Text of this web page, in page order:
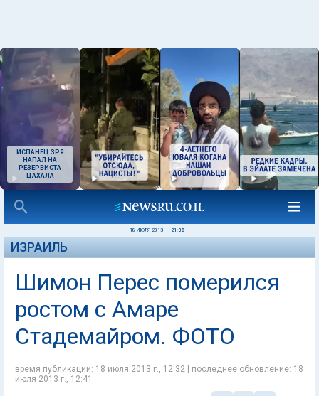
ИСПАНЕЦ ЗРЯ
НАПАЛ НА
РЕЗЕРВИСТА
ЦАХАЛА
18 ИЮЛЯ 2013 21:38
ИЗРАИЛЬ
Шимон Перес померился
ростом с Амаре
Стадемайром. ФОТО
время публикации: 18 июля 2013 г., 12:32 | последнее обновление: 18
июля 2013 г., 12:41